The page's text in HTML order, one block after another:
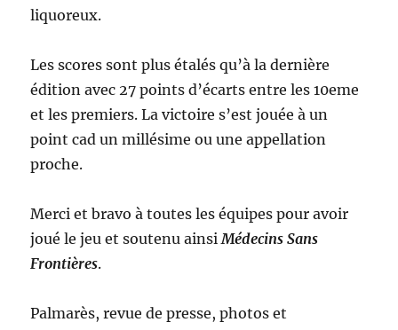
liquoreux.
Les scores sont plus étalés qu’à la dernière
édition avec 27 points d’écarts entre les 10eme
et les premiers. La victoire s’est jouée à un
point cad un millésime ou une appellation
proche.
Merci et bravo à toutes les équipes pour avoir
joué le jeu et soutenu ainsi Médecins Sans
Frontières.
Palmarès, revue de presse, photos et